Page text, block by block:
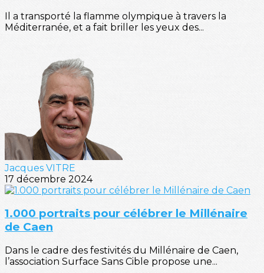
Il a transporté la flamme olympique à travers la
Méditerranée, et a fait briller les yeux des...
Jacques VITRE
17 décembre 2024
1.000 portraits pour célébrer le Millénaire
de Caen
Dans le cadre des festivités du Millénaire de Caen,
l’association Surface Sans Cible propose une...